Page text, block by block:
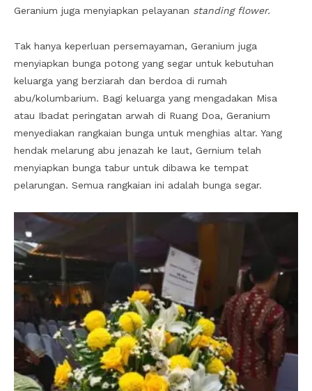
Geranium juga menyiapkan pelayanan standing flower.
Tak hanya keperluan persemayaman, Geranium juga
menyiapkan bunga potong yang segar untuk kebutuhan
keluarga yang berziarah dan berdoa di rumah
abu/kolumbarium. Bagi keluarga yang mengadakan Misa
atau Ibadat peringatan arwah di Ruang Doa, Geranium
menyediakan rangkaian bunga untuk menghias altar. Yang
hendak melarung abu jenazah ke laut, Gernium telah
menyiapkan bunga tabur untuk dibawa ke tempat
pelarungan. Semua rangkaian ini adalah bunga segar.